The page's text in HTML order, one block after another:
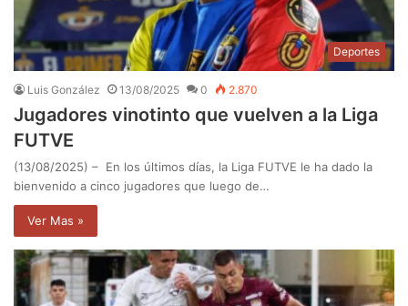
Deportes
Luis González 13/08/2025 0 2.870
Jugadores vinotinto que vuelven a la Liga
FUTVE
(13/08/2025) – En los últimos días, la Liga FUTVE le ha dado la
bienvenido a cinco jugadores que luego de…
Ver Mas »